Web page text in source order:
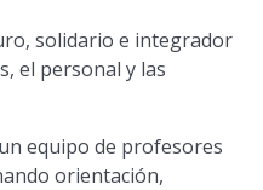
solidario e integrador
el personal y las
equipo de profesores
orientación,